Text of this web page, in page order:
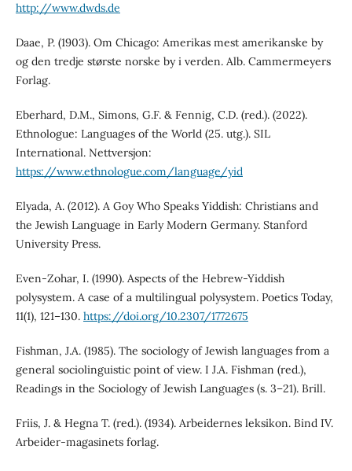
http://www.dwds.de
Daae, P. (1903). Om Chicago: Amerikas mest amerikanske by
og den tredje største norske by i verden. Alb. Cammermeyers
Forlag.
Eberhard, D.M., Simons, G.F. & Fennig, C.D. (red.). (2022).
Ethnologue: Languages of the World (25. utg.). SIL
International. Nettversjon:
https://www.ethnologue.com/language/yid
Elyada, A. (2012). A Goy Who Speaks Yiddish: Christians and
the Jewish Language in Early Modern Germany. Stanford
University Press.
Even-Zohar, I. (1990). Aspects of the Hebrew-Yiddish
polysystem. A case of a multilingual polysystem. Poetics Today,
11(1), 121–130. https://doi.org/10.2307/1772675
Fishman, J.A. (1985). The sociology of Jewish languages from a
general sociolinguistic point of view. I J.A. Fishman (red.),
Readings in the Sociology of Jewish Languages (s. 3–21). Brill.
Friis, J. & Hegna T. (red.). (1934). Arbeidernes leksikon. Bind IV.
Arbeider-magasinets forlag.